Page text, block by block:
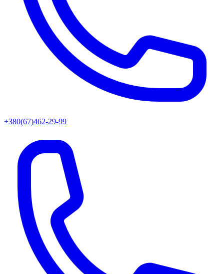
+380(67)462-29-99